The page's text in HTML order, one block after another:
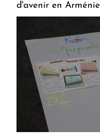
d'avenir en Arménie